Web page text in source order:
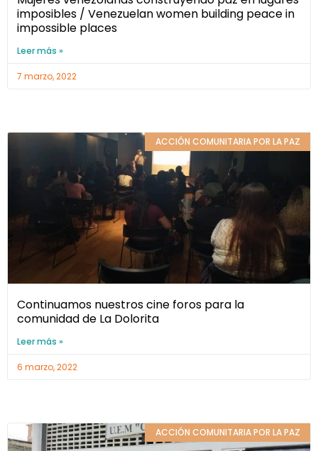
imposibles / Venezuelan women building peace in
impossible places
Leer más »
7 marzo, 2022
ACCIÓN COMUNITARIA POR LA PAZ
Continuamos nuestros cine foros para la
comunidad de La Dolorita
Leer más »
6 marzo, 2022
ACCIÓN COMUNITARIA POR LA PAZ